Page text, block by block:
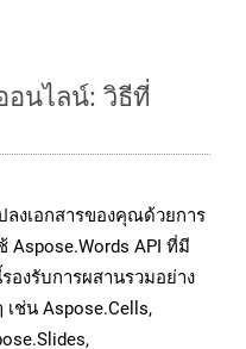
อนไลน์: วิธีที่
ลงเอกสารของคุณด้วยการ
Aspose.Words API ที่มี
งรับการผสานรวมอย่าง
ช่น Aspose.Cells,